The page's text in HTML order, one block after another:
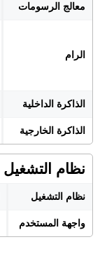
معالج الرسومات
الرام
الذاكرة الداخلية
الذاكرة الخارجية
نظام التشغيل
نظام التشغيل
واجهة المستخدم